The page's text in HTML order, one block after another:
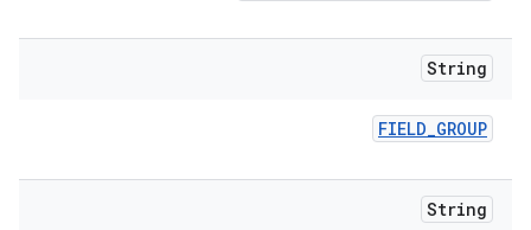
String
FIELD_GROUP
String